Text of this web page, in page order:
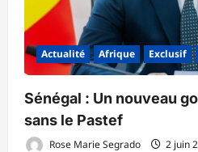
Actualité Afrique Exclusif
Sénégal : Un nouveau
sans le Pastef
Rose Marie Segrado 2 juin